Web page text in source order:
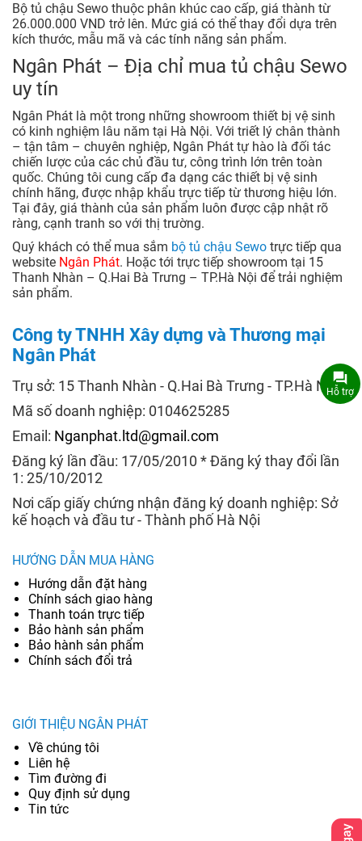
Bộ tủ chậu Sewo thuộc phân khúc cao cấp, giá thành từ
26.000.000 VND trở lên. Mức giá có thể thay đổi dựa trên
kích thước, mẫu mã và các tính năng sản phẩm.
Ngân Phát – Địa chỉ mua tủ chậu Sewo
uy tín
Ngân Phát là một trong những showroom thiết bị vệ sinh
có kinh nghiệm lâu năm tại Hà Nội. Với triết lý chân thành
– tận tâm – chuyên nghiệp, Ngân Phát tự hào là đối tác
chiến lược của các chủ đầu tư, công trình lớn trên toàn
quốc. Chúng tôi cung cấp đa dạng các thiết bị vệ sinh
chính hãng, được nhập khẩu trực tiếp từ thương hiệu lớn.
Tại đây, giá thành của sản phẩm luôn được cập nhật rõ
ràng, cạnh tranh so với thị trường.
Quý khách có thể mua sắm bộ tủ chậu Sewo trực tiếp qua
website Ngân Phát. Hoặc tới trực tiếp showroom tại 15
Thanh Nhàn – Q.Hai Bà Trưng – TP.Hà Nội để trải nghiệm
sản phẩm.
Công ty TNHH Xây dựng và Thương mại
Ngân Phát
Trụ sở: 15 Thanh Nhàn - Q.Hai Bà Trưng - TP.Hà Nội
Mã số doanh nghiệp: 0104625285
Email: Nganphat.ltd@gmail.com
Đăng ký lần đầu: 17/05/2010 * Đăng ký thay đổi lần
1: 25/10/2012
Nơi cấp giấy chứng nhận đăng ký doanh nghiệp: Sở
kế hoạch và đầu tư - Thành phố Hà Nội
HƯỚNG DẪN MUA HÀNG
Hướng dẫn đặt hàng
Chính sách giao hàng
Thanh toán trực tiếp
Bảo hành sản phẩm
Bảo hành sản phẩm
Chính sách đổi trả
GIỚI THIỆU NGÂN PHÁT
Về chúng tôi
Liên hệ
Tìm đường đi
Quy định sử dụng
Tin tức
Hỗ trợ